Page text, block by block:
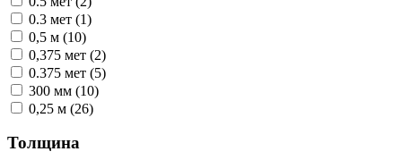
0.3 мет (1)
0,5 м (10)
0,375 мет (2)
0.375 мет (5)
300 мм (10)
0,25 м (26)
Толщина